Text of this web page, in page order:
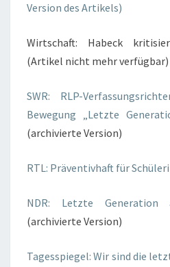
Version des Artikels)
Wirtschaft: Habeck
(Artikel nicht mehr verfügbar)
SWR: RLP-
Bewegung „Letzte
(archivierte Version)
RTL: Präventivhaft für
NDR: Letzte Generation
(archivierte Version)
Tagesspiegel: Wir sind die